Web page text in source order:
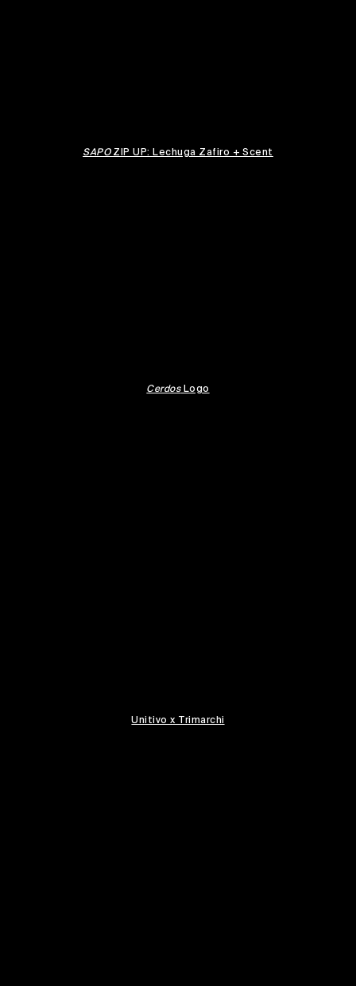
SAPOZIP UP: Lechuga Zafiro + Scent
CerdosLogo
Unitivo x Trimarchi